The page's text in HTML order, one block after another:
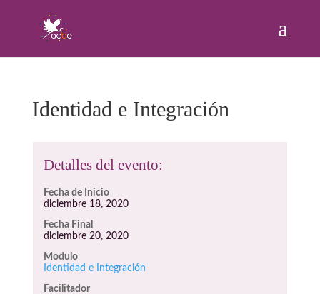
Identidad e Integración
Detalles del evento:
Fecha de Inicio
diciembre 18, 2020
Fecha Final
diciembre 20, 2020
Modulo
Identidad e Integración
Facilitador